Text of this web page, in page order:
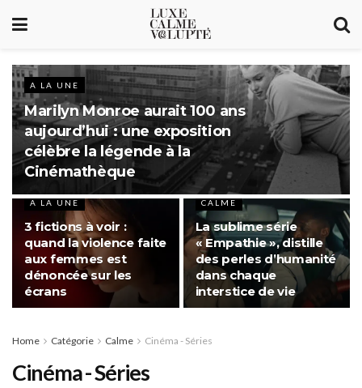
A LA UNE
Marilyn Monroe aurait 100 ans
aujourd’hui : une exposition
célèbre la légende à la
Cinémathèque
A LA UNE
3 fictions à voir :
quand la violence faite
aux femmes est
dénoncée sur les
écrans
CALME
La sublime série
« Empathie », distille
des perles d’humanité
dans chaque
interstice de vie
Home Catégorie Calme Cinéma - Séries
Cinéma - Séries